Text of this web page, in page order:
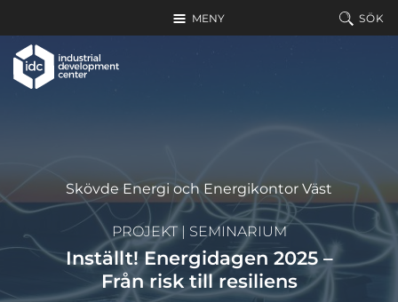
MENY SÖK
Skövde Energi och Energikontor Väst
PROJEKT| SEMINARIUM
Inställt! Energidagen 2025 –
Från risk till resiliens